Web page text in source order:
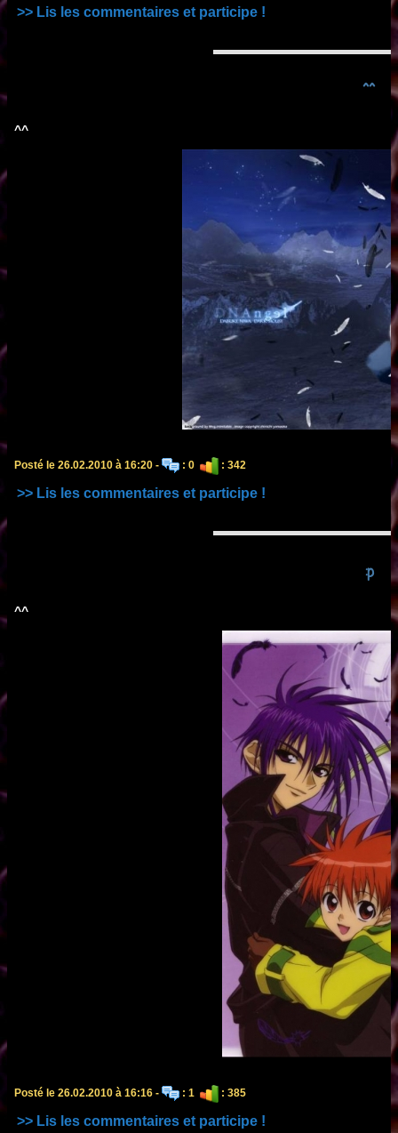
>> Lis les commentaires et participe !
^^
^^
Posté le 26.02.2010 à 16:20 - : 0 : 342
>> Lis les commentaires et participe !
:p
^^
Posté le 26.02.2010 à 16:16 - : 1 : 385
>> Lis les commentaires et participe !